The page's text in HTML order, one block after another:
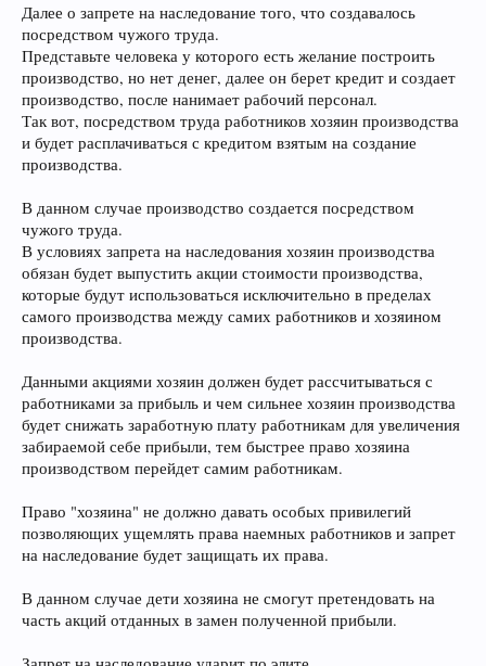
Далее о запрете на наследование того, что создавалось
посредством чужого труда.
Представьте человека у которого есть желание построить
производство, но нет денег, далее он берет кредит и создает
производство, после нанимает рабочий персонал.
Так вот, посредством труда работников хозяин производства
и будет расплачиваться с кредитом взятым на создание
производства.
В данном случае производство создается посредством
чужого труда.
В условиях запрета на наследования хозяин производства
обязан будет выпустить акции стоимости производства,
которые будут использоваться исключительно в пределах
самого производства между самих работников и хозяином
производства.
Данными акциями хозяин должен будет рассчитываться с
работниками за прибыль и чем сильнее хозяин производства
будет снижать заработную плату работникам для увеличения
забираемой себе прибыли, тем быстрее право хозяина
производством перейдет самим работникам.
Право "хозяина" не должно давать особых привилегий
позволяющих ущемлять права наемных работников и запрет
на наследование будет защищать их права.
В данном случае дети хозяина не смогут претендовать на
часть акций отданных в замен полученной прибыли.